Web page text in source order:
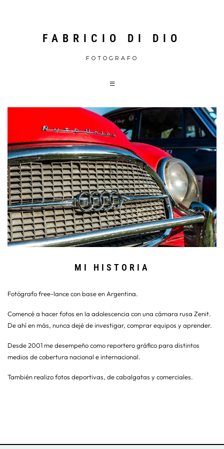
FABRICIO DI DIO
FOTOGRAFO
MI HISTORIA
Fotógrafo free-lance con base en Argentina.
Comencé a hacer fotos en la adolescencia con una cámara rusa Zenit.
De ahí en más, nunca dejé de investigar, comprar equipos y aprender.
Desde 2001 me desempeño como reportero gráfico para distintos
medios de cobertura nacional e internacional.
También realizo fotos deportivas, de cabalgatas y comerciales.